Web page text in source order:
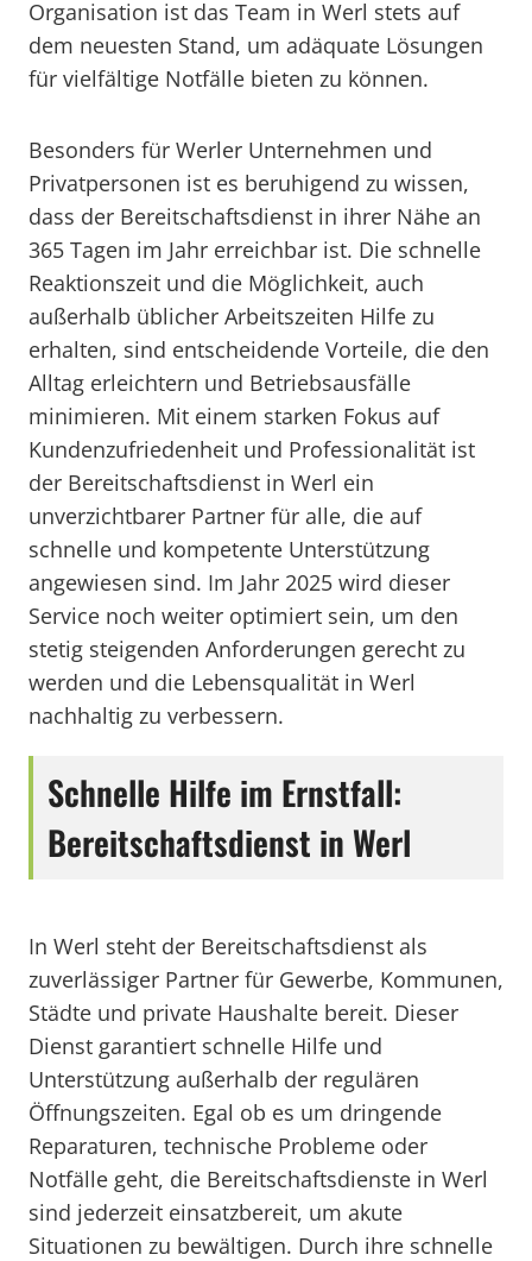
Organisation ist das Team in Werl stets auf
dem neuesten Stand, um adäquate Lösungen
für vielfältige Notfälle bieten zu können.
Besonders für Werler Unternehmen und
Privatpersonen ist es beruhigend zu wissen,
dass der Bereitschaftsdienst in ihrer Nähe an
365 Tagen im Jahr erreichbar ist. Die schnelle
Reaktionszeit und die Möglichkeit, auch
außerhalb üblicher Arbeitszeiten Hilfe zu
erhalten, sind entscheidende Vorteile, die den
Alltag erleichtern und Betriebsausfälle
minimieren. Mit einem starken Fokus auf
Kundenzufriedenheit und Professionalität ist
der Bereitschaftsdienst in Werl ein
unverzichtbarer Partner für alle, die auf
schnelle und kompetente Unterstützung
angewiesen sind. Im Jahr 2025 wird dieser
Service noch weiter optimiert sein, um den
stetig steigenden Anforderungen gerecht zu
werden und die Lebensqualität in Werl
nachhaltig zu verbessern.
Schnelle Hilfe im Ernstfall:
Bereitschaftsdienst in Werl
In Werl steht der Bereitschaftsdienst als
zuverlässiger Partner für Gewerbe, Kommunen,
Städte und private Haushalte bereit. Dieser
Dienst garantiert schnelle Hilfe und
Unterstützung außerhalb der regulären
Öffnungszeiten. Egal ob es um dringende
Reparaturen, technische Probleme oder
Notfälle geht, die Bereitschaftsdienste in Werl
sind jederzeit einsatzbereit, um akute
Situationen zu bewältigen. Durch ihre schnelle